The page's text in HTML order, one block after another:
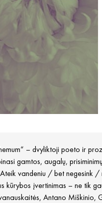
– dvyliktoji poeto ir
gamtos, augalų,
vandeniu / bet negesink /
kūrybos įvertinimas – ne tik
Antano Miškinio,